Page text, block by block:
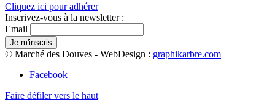
Cliquez ici pour adhérer
Inscrivez-vous à la newsletter :
Email
© Marché des Douves - WebDesign : graphikarbre.com
Facebook
Faire défiler vers le haut